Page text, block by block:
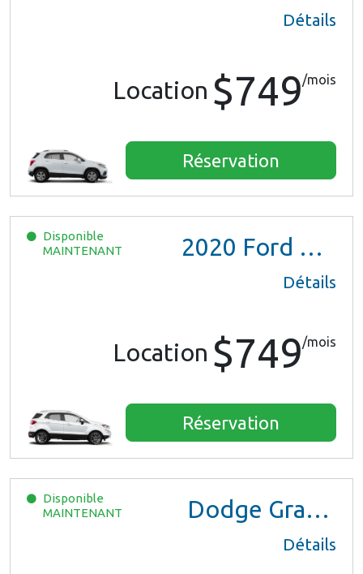
Détails
Location $749/mois
Réservation
Disponible
MAINTENANT
2020 Ford EcoSport
Détails
Location $749/mois
Réservation
Disponible
MAINTENANT
Dodge Grand Caravan
Détails